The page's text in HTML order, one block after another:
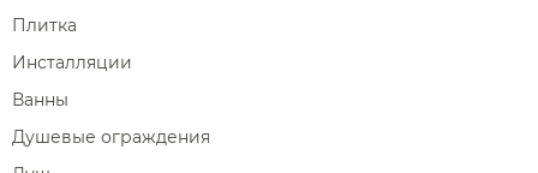
Плитка
Инсталляции
Ванны
Душевые ограждения